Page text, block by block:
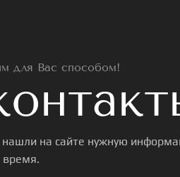
для Вас способом!
нашли на сайте нужную
время.